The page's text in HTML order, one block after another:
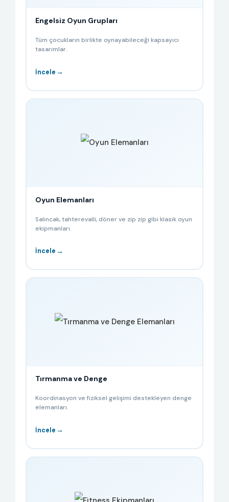
Engelsiz Oyun Grupları
Tüm çocukların birlikte oynayabileceği kapsayıcı
tasarımlar.
İncele →
Oyun Elemanları
Salıncak, tahterevalli, döner ve zip zip gibi klasik oyun
ekipmanları.
İncele →
Tırmanma ve Denge
Koordinasyon ve fiziksel gelişimi destekleyen denge
elemanları.
İncele →